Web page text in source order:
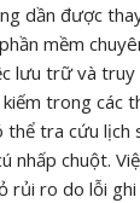
dần được
mềm
lưu trữ và
trong các
thể tra cứu lịch
nhấp chuột.
rủi ro do lỗi